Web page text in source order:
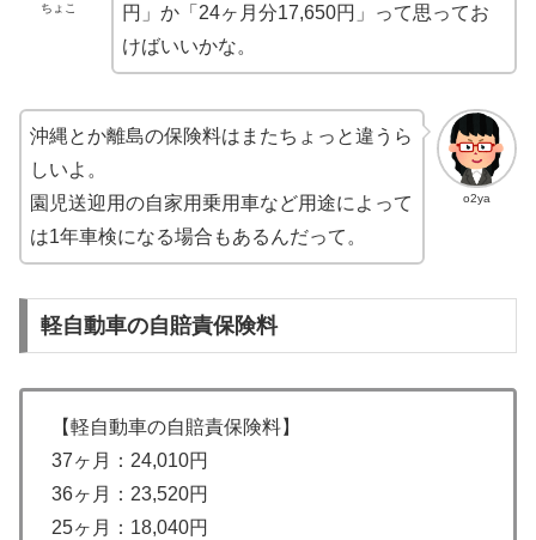
ちょこ
円」か「24ヶ月分17,650円」って思ってお
けばいいかな。
o2ya
沖縄とか離島の保険料はまたちょっと違うら
しいよ。
園児送迎用の自家用乗用車など用途によって
は1年車検になる場合もあるんだって。
軽自動車の自賠責保険料
【軽自動車の自賠責保険料】
37ヶ月：24,010円
36ヶ月：23,520円
25ヶ月：18,040円